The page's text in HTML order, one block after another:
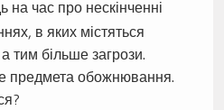
час про нескінченні
в яких містяться
тим більше загрози.
предмета обожнювання.